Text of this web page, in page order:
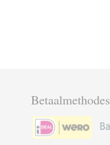
Betaalmethodes